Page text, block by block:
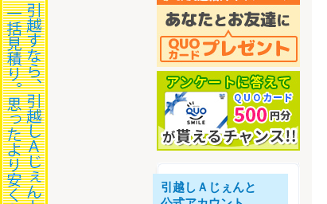
引越しＡじぇんと